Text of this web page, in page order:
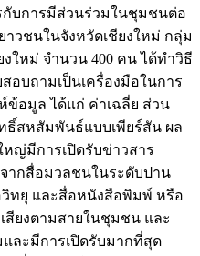
บการมีส่วนร่วมในชุมชนต่อ
วชนในจังหวัดเชียงใหม่ กลุ่ม
งใหม่ จำนวน 400 คน ได้ทำวิธี
บถามเป็นเครื่องมือในการ
ข้อมูล ได้แก่ ค่าเฉลี่ย ส่วน
ธิ์สหสัมพันธ์แบบเพียร์สัน ผล
หญ่มีการเปิดรับข่าวสาร
ากสื่อมวลชนในระดับปาน
ทยุ และสื่อหนังสือพิมพ์ หรือ
ยงตามสายในชุมชน และ
ละมีการเปิดรับมากที่สุด